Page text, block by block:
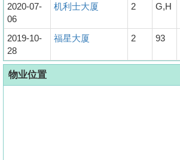
2020-07-
06
机利士大厦 2 G,H
2019-10-
28
福星大厦 2 93
物业位置